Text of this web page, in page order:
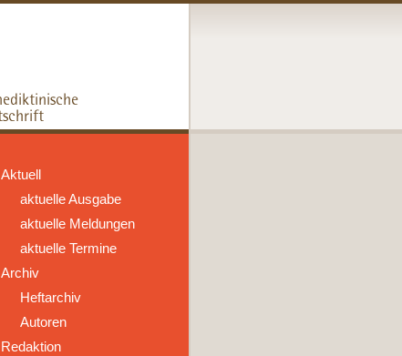
Aktuell
aktuelle Ausgabe
aktuelle Meldungen
aktuelle Termine
Archiv
Heftarchiv
Autoren
Redaktion